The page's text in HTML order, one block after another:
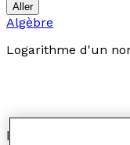
Aller
Algèbre
Logarithme d'un
Exposant dont il